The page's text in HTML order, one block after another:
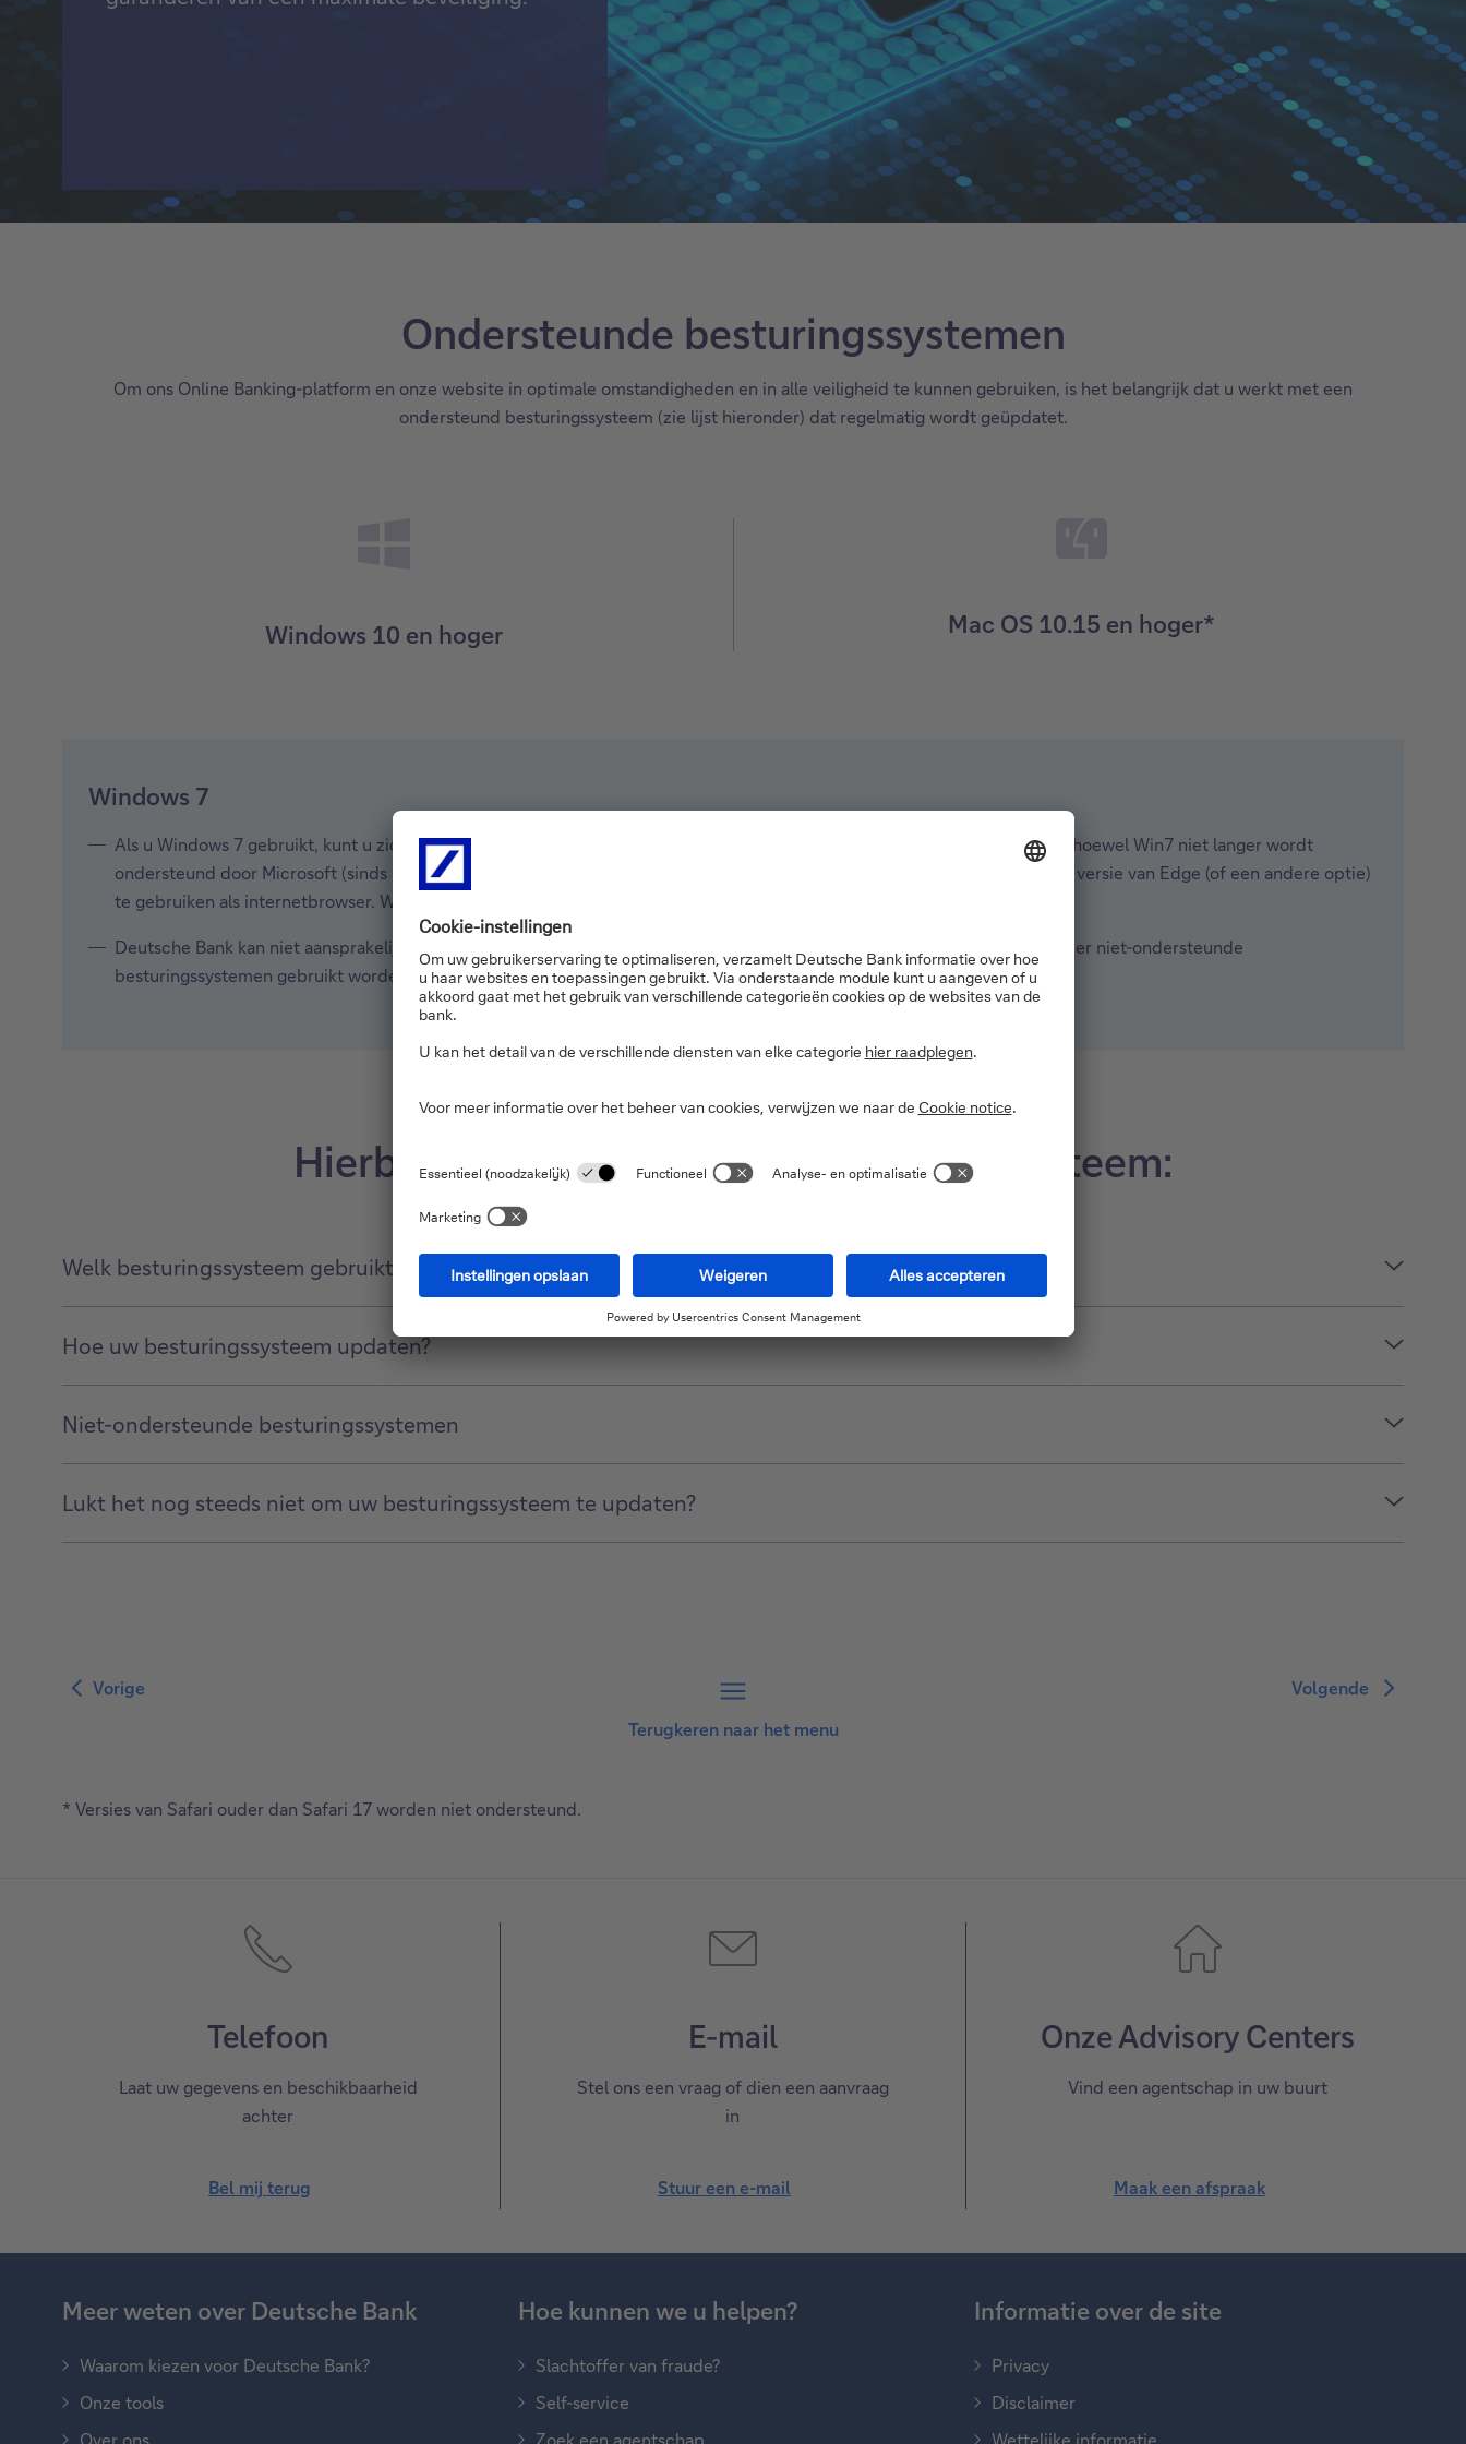
Ondersteunde besturingssystemen
Om ons Online Banking-platform en onze website in optimale omstandigheden en in alle veiligheid te kunnen gebruiken, is het belangrijk dat u werkt met een
ondersteund besturingssysteem (zie lijst hieronder) dat regelmatig wordt geüpdatet.
Windows 10 en hoger Mac OS 10.15 en hoger*
Windows 7
Als u Windows 7 gebruikt, kunt u zich op dit ogenblik nog altijd aanmelden op Online Banking en onze website bezoeken, hoewel Win7 niet langer wordt
ondersteund door Microsoft (sinds 14/01/2020). We raden u dus sterk aan om te upgraden naar Windows 11 en de laatste versie van Edge (of een andere optie)
te gebruiken als internetbrowser. Windows 10 zal niet meer ondersteund worden door Microsoft vanaf 14/10/2025.
Deutsche Bank kan niet aansprakelijk worden gesteld voor beveiligingsinbreuken of een slechte gebruikerservaring wanneer niet-ondersteunde
besturingssystemen gebruikt worden.
Hierbij enkele tips voor uw besturingssysteem:
Welk besturingssysteem gebruikt u nu?
Hoe uw besturingssysteem updaten?
Niet-ondersteunde besturingssystemen
Lukt het nog steeds niet om uw besturingssysteem te updaten?
Vorige
Terugkeren naar het menu
Volgende
* Versies van Safari ouder dan Safari 17 worden niet ondersteund.
Telefoon
Laat uw gegevens en beschikbaarheid
achter
Bel mij terug
E-mail
Stel ons een vraag of dien een aanvraag
in
Stuur een e-mail
Onze Advisory Centers
Vind een agentschap in uw buurt
Maak een afspraak
Meer weten over Deutsche Bank
Waarom kiezen voor Deutsche Bank?
Onze tools
Over ons
Hoe kunnen we u helpen?
Slachtoffer van fraude?
Self-service
Zoek een agentschap
Informatie over de site
Privacy
Disclaimer
Wettelijke informatie